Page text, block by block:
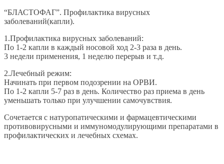
“БЛАСТОФАГ”. Профилактика вирусных
заболеваний(капли).
1.Профилактика вирусных заболеваний:
По 1-2 капли в каждый носовой ход 2-3 раза в день.
3 недели применения, 1 неделю перерыв и т.д.
2.Лечебный режим:
Начинать при первом подозрении на ОРВИ.
По 1-2 капли 5-7 раз в день. Количество раз приема в день
уменьшать только при улучшении самочувствия.
Сочетается с натуропатическими и фармацевтическими
противовирусными и иммуномодулирующими препаратами в
профилактических и лечебных схемах.